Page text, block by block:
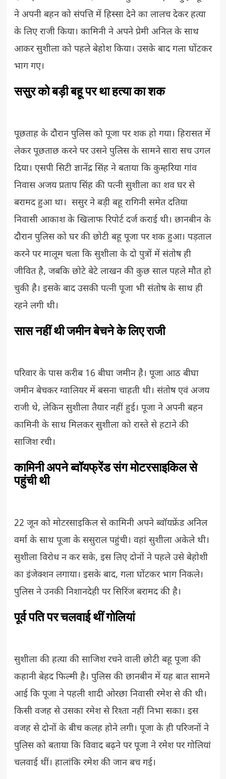
ने अपनी बहन को संपत्ति में हिस्सा देने का लालच देकर हत्या
के लिए राजी किया। कामिनी ने अपने प्रेमी अनिल के साथ
आकर सुशीला को पहले बेहोश किया। उसके बाद गला घोंटकर
भाग गए।
ससुर को बड़ी बहू पर था हत्या का शक
पूछताह के दौरान पुलिस को पूजा पर शक हो गया। हिरासत में
लेकर पूछताछ करने पर उसने पुलिस के सामने सारा सच उगल
दिया। एसपी सिटी ज्ञानेंद्र सिंह ने बताया कि कुम्हरिया गांव
निवास अजय प्रताप सिंह की पत्नी सुशीला का शव घर से
बरामद हुआ था। ससुर ने बड़ी बहू रागिनी समेत दतिया
निवासी आकाश के खिलाफ रिपोर्ट दर्ज कराई थी। छानबीन के
दौरान पुलिस को घर की छोटी बहू पूजा पर शक हुआ। पड़ताल
करने पर मालूम चला कि सुशीला के दो पुत्रों में संतोष ही
जीवित है, जबकि छोटे बेटे लाखन की कुछ साल पहले मौत हो
चुकी है। इसके बाद उसकी पत्नी पूजा भी संतोष के साथ ही
रहने लगी थी।
सास नहीं थी जमीन बेचने के लिए राजी
परिवार के पास करीब 16 बीघा जमीन है। पूजा आठ बीघा
जमीन बेचकर ग्वालियर में बसना चाहती थी। संतोष एवं अजय
राजी थे, लेकिन सुशीला तैयार नहीं हुई। पूजा ने अपनी बहन
कामिनी के साथ मिलकर सुशीला को रास्ते से हटाने की
साजिश रची।
कामिनी अपने ब्वॉयफ्रेंड संग मोटरसाइकिल से
पहुंची थी
22 जून को मोटरसाइकिल से कामिनी अपने ब्वॉयफ्रेंड अनिल
वर्मा के साथ पूजा के ससुराल पहुंची। वहां सुशीला अकेले थी।
सुशीला विरोध न कर सके, इस लिए दोनों ने पहले उसे बेहोशी
का इंजेक्शन लगाया। इसके बाद, गला घोंटकर भाग निकले।
पुलिस ने उनकी निशानदेही पर सिरिंज बरामद की है।
पूर्व पति पर चलवाई थीं गोलियां
सुशीला की हत्या की साजिश रचने वाली छोटी बहू पूजा की
कहानी बेहद फिल्मी है। पुलिस की छानबीन में यह बात सामने
आई कि पूजा ने पहली शादी ओरछा निवासी रमेश से की थी।
किसी वजह से उसका रमेश से रिश्ता नहीं निभा सका। इस
वजह से दोनों के बीच कलह होने लगी। पूजा के ही परिजनों ने
पुलिस को बताया कि विवाद बढ़ने पर पूजा ने रमेश पर गोलियां
चलवाई थीं। हालांकि रमेश की जान बच गई।